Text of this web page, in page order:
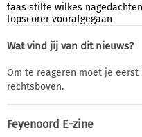
faas stilte wilkes
topscorer voorafgegaan
Wat vind jij van dit nieuws?
Om te reageren moet je
rechtsboven.
Feyenoord E-zine